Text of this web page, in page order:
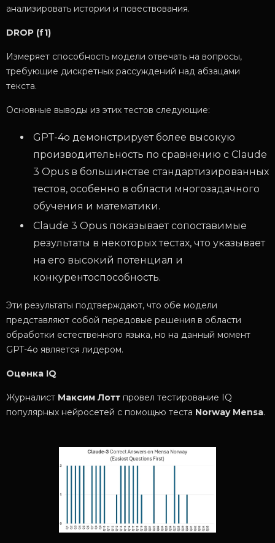
анализировать истории и повествования.
DROP (f1)
Измеряет способность модели отвечать на вопросы,
требующие дискретных рассуждений над абзацами
текста.
Основные выводы из этих тестов следующие:
GPT-4o демонстрирует более высокую
производительность по сравнению с Claude
3 Opus в большинстве стандартизированных
тестов, особенно в области многозадачного
обучения и математики.
Claude 3 Opus показывает сопоставимые
результаты в некоторых тестах, что указывает
на его высокий потенциал и
конкурентоспособность.
Эти результаты подтверждают, что обе модели
представляют собой передовые решения в области
обработки естественного языка, но на данный момент
GPT-4o является лидером.
Оценка IQ
Журналист Максим Лотт провел тестирование IQ
популярных нейросетей с помощью теста Norway Mensa.